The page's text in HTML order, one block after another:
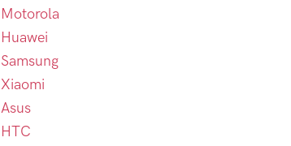
Motorola
Huawei
Samsung
Xiaomi
Asus
HTC